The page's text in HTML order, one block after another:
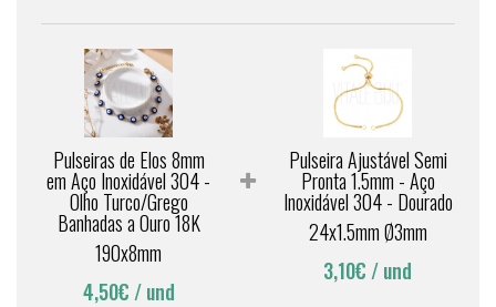
Pulseiras de Elos 8mm
em Aço Inoxidável 304 -
Olho Turco/Grego
Banhadas a Ouro 18K
190x8mm
4,50€ / und
Pulseira Ajustável Semi
Pronta 1.5mm - Aço
Inoxidável 304 - Dourado
24x1.5mm Ø3mm
3,10€ / und